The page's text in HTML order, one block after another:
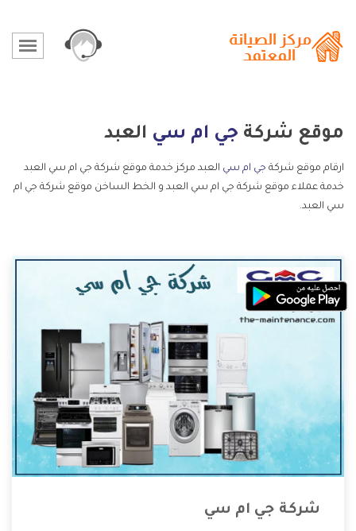
موقع شركة جي ام سي العبد
ارقام موقع شركة جي ام سي العبد مركز خدمة موقع شركة جي ام سي العبد
خدمة عملاء موقع شركة جي ام سي العبد و الخط الساخن موقع شركة جي ام
سي العبد.
شركة جي ام سي